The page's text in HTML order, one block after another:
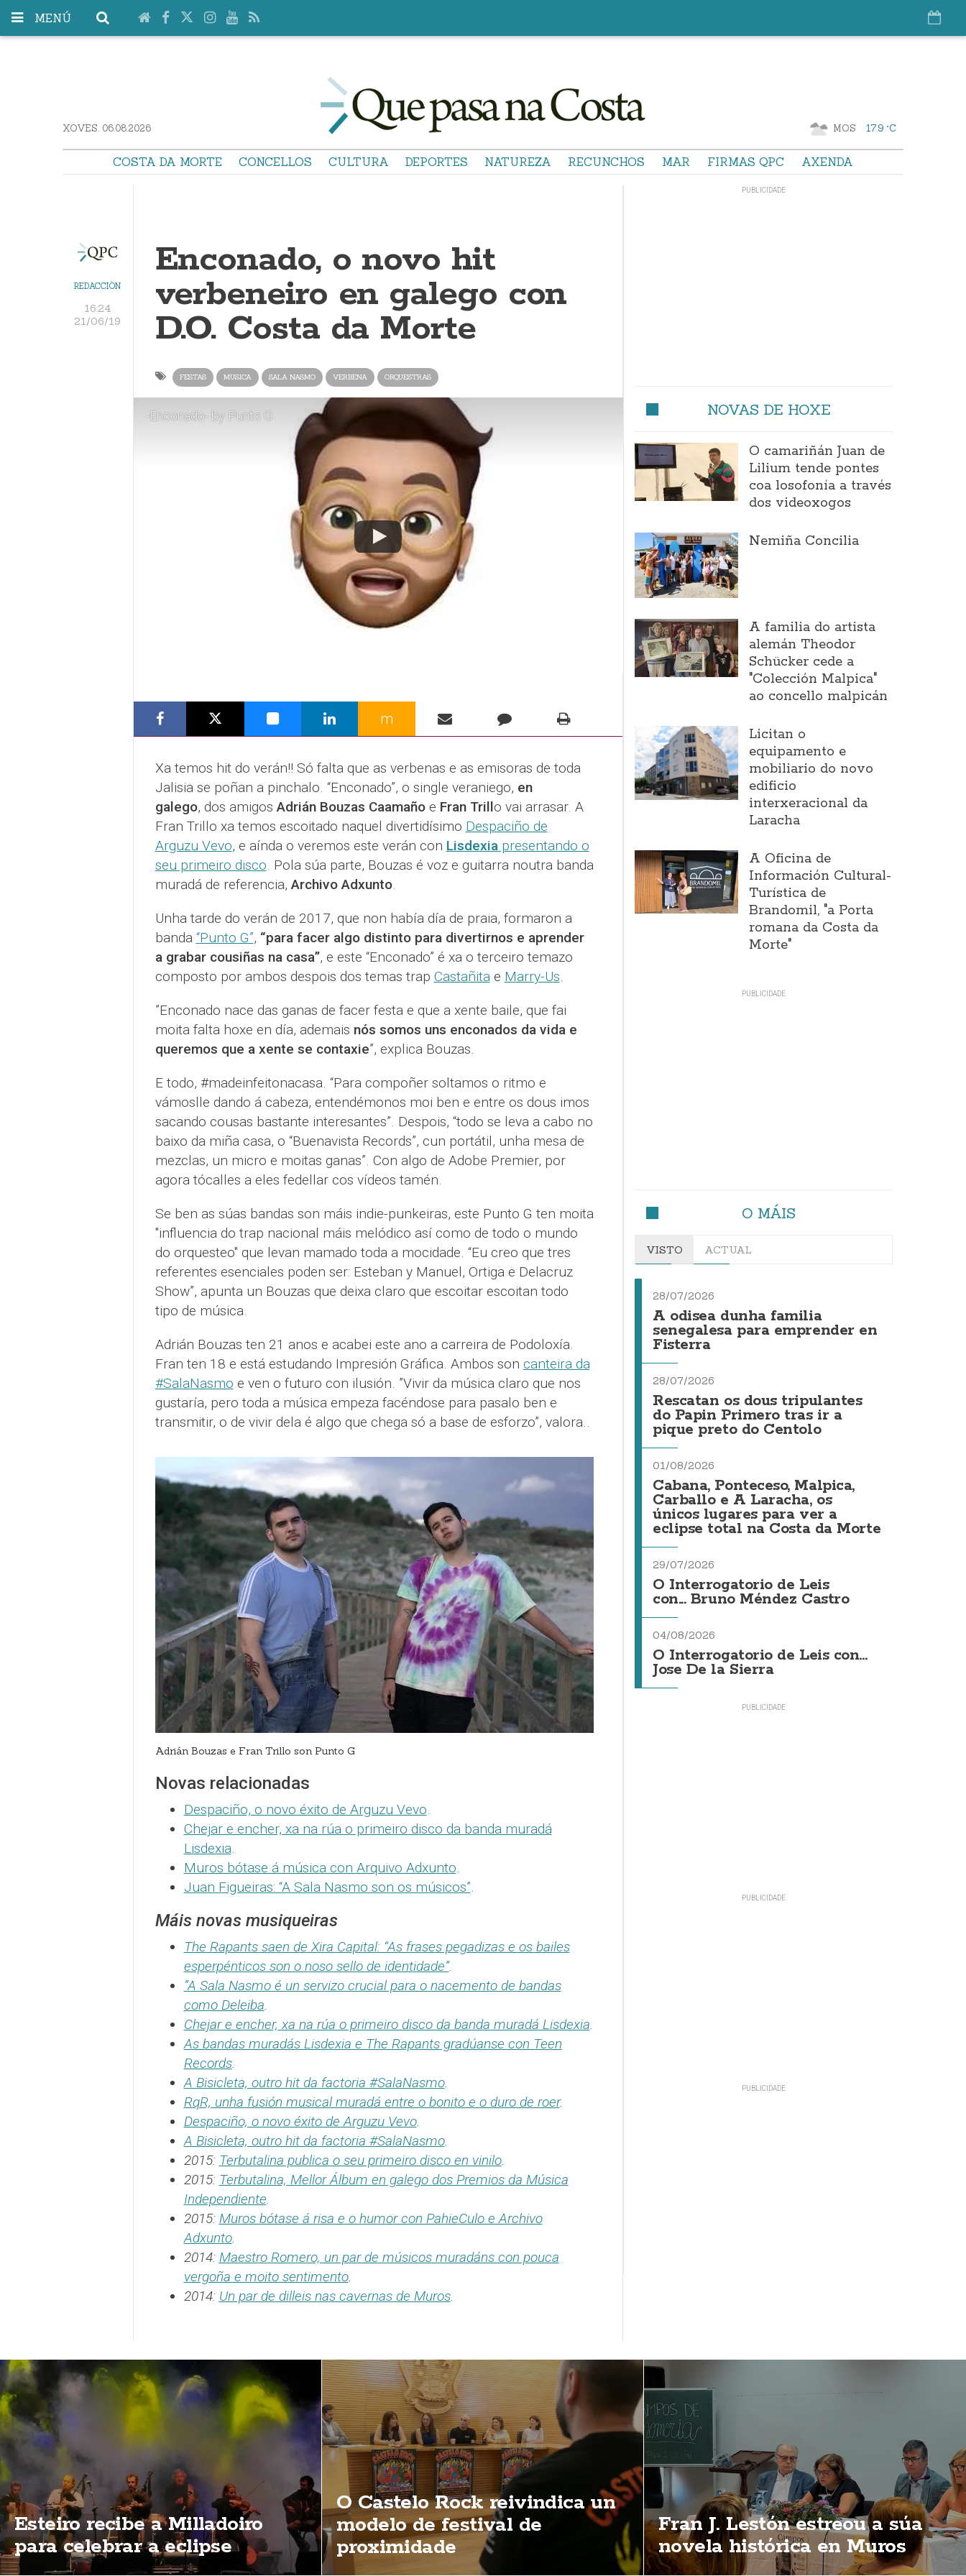
MENÚ
XOVES. 06.08.2026 MOS 17.9 °C
COSTA DA MORTE CONCELLOS CULTURA DEPORTES NATUREZA RECUNCHOS MAR FIRMAS QPC AXENDA
REDACCIÓN
16:24
21/06/19
Enconado, o novo hit
verbeneiro en galego con
D.O. Costa da Morte
FESTAS MUSICA SALA NASMO VERBENA ORQUESTRAS
-Enconado- by Punto G
m
Xa temos hit do verán!! Só falta que as verbenas e as emisoras de toda
Jalisia se poñan a pinchalo. “Enconado”, o single veraniego, en
galego, dos amigosAdrián Bouzas Caamañoe Fran Trillo vai arrasar. A
Fran Trillo xa temos escoitado naquel divertidísimo Despaciño de
Arguzu Vevo, e aínda o veremos este verán con Lisdexiapresentando o
seu primeiro disco. Pola súa parte, Bouzas é voz e guitarra noutra banda
muradá de referencia,Archivo Adxunto.
Unha tarde do verán de 2017, que non había día de praia, formaron a
banda “Punto G”, “para facer algo distinto para divertirnos e aprender
a grabar cousiñas na casa”, e este “Enconado” é xa o terceiro temazo
composto por ambos despois dos temas trap Castañitae Marry-Us.
”Enconado nace das ganas de facer festa e que a xente baile, que fai
moita falta hoxe en día, ademais nós somos uns enconados da vida e
queremos que a xente se contaxie”, explica Bouzas.
E todo, #madeinfeitonacasa. “Para compoñer soltamos o ritmo e
vámoslle dando á cabeza, entendémonos moi ben e entre os dous imos
sacando cousas bastante interesantes”. Despois, “todo se leva a cabo no
baixo da miña casa, o “Buenavista Records”, cun portátil, unha mesa de
mezclas, un micro e moitas ganas”. Con algo de Adobe Premier, por
agora tócalles a eles fedellar cos vídeos tamén.
Se ben as súas bandas son máis indie-punkeiras, este Punto G ten moita
"influencia do trap nacional máis melódico así como de todo o mundo
do orquesteo" que levan mamado toda a mocidade. “Eu creo que tres
referentes esenciales poden ser: Esteban y Manuel, Ortiga e Delacruz
Show”, apunta un Bouzas que deixa claro que escoitar escoitan todo
tipo de música.
Adrián Bouzas ten 21 anos e acabei este ano a carreira de Podoloxía.
Fran ten 18 e está estudando Impresión Gráfica. Ambos son canteira da
#SalaNasmo e ven o futuro con ilusión. ”Vivir da música claro que nos
gustaría, pero toda a música empeza facéndose para pasalo ben e
transmitir, o de vivir dela é algo que chega só a base de esforzo”, valora..
Adrián Bouzas e Fran Trillo son Punto G
Novas relacionadas
Despaciño, o novo éxito de Arguzu Vevo.
Chejar e encher, xa na rúa o primeiro disco da banda muradá
Lisdexia.
Muros bótase á música con Arquivo Adxunto.
Juan Figueiras: “A Sala Nasmo son os músicos”.
Máis novas musiqueiras
The Rapants saen de Xira Capital: “As frases pegadizas e os bailes
esperpénticos son o noso sello de identidade”.
”A Sala Nasmo é un servizo crucial para o nacemento de bandas
como Deleiba.
Chejar e encher, xa na rúa o primeiro disco da banda muradá Lisdexia.
As bandas muradás Lisdexia e The Rapants gradúanse con Teen
Records.
A Bisicleta, outro hit da factoria #SalaNasmo.
RqR, unha fusión musical muradá entre o bonito e o duro de roer.
Despaciño, o novo éxito de Arguzu Vevo.
A Bisicleta, outro hit da factoria #SalaNasmo.
2015: Terbutalina publica o seu primeiro disco en vinilo.
2015: Terbutalina, Mellor Álbum en galego dos Premios da Música
Independiente.
2015: Muros bótase á risa e o humor con PahieCulo e Archivo
Adxunto.
2014: Maestro Romero, un par de músicos muradáns con pouca
vergoña e moito sentimento.
2014: Un par de dilleis nas cavernas de Muros.
NOVAS DE HOXE
O camariñán Juan de
Lilium tende pontes
coa losofonía a través
dos videoxogos
Nemiña Concilia
A familia do artista
alemán Theodor
Schücker cede a
"Colección Malpica"
ao concello malpicán
Licitan o
equipamento e
mobiliario do novo
edificio
interxeracional da
Laracha
A Oficina de
Información Cultural-
Turística de
Brandomil, "a Porta
romana da Costa da
Morte"
O MÁIS
VISTO ACTUAL
28/07/2026
A odisea dunha familia
senegalesa para emprender en
Fisterra
28/07/2026
Rescatan os dous tripulantes
do Papin Primero tras ir a
pique preto do Centolo
01/08/2026
Cabana, Ponteceso, Malpica,
Carballo e A Laracha, os
únicos lugares para ver a
eclipse total na Costa da Morte
29/07/2026
O Interrogatorio de Leis
con... Bruno Méndez Castro
04/08/2026
O Interrogatorio de Leis con...
Jose De la Sierra
Esteiro recibe a Milladoiro
para celebrar a eclipse
O Castelo Rock reivindica un
modelo de festival de
proximidade
Fran J. Lestón estreou a súa
novela histórica en Muros